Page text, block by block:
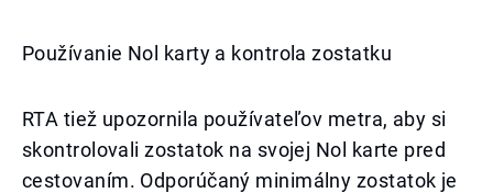
Používanie Nol karty a kontrola zostatku
RTA tiež upozornila používateľov metra, aby si
skontrolovali zostatok na svojej Nol karte pred
cestovaním. Odporúčaný minimálny zostatok je